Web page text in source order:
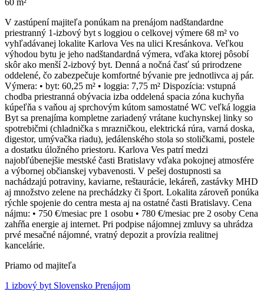
60 m²
V zastúpení majiteľa ponúkam na prenájom nadštandardne
priestranný 1-izbový byt s loggiou o celkovej výmere 68 m² vo
vyhľadávanej lokalite Karlova Ves na ulici Kresánkova. Veľkou
výhodou bytu je jeho nadštandardná výmera, vďaka ktorej pôsobí
skôr ako menší 2-izbový byt. Denná a nočná časť sú prirodzene
oddelené, čo zabezpečuje komfortné bývanie pre jednotlivca aj pár.
Výmera: • byt: 60,25 m² • loggia: 7,75 m² Dispozícia: vstupná
chodba priestranná obývacia izba oddelená spacia zóna kuchyňa
kúpeľňa s vaňou aj sprchovým kútom samostatné WC veľká loggia
Byt sa prenajíma kompletne zariadený vrátane kuchynskej linky so
spotrebičmi (chladnička s mrazničkou, elektrická rúra, varná doska,
digestor, umývačka riadu), jedálenského stola so stoličkami, postele
a dostatku úložného priestoru. Karlova Ves patrí medzi
najobľúbenejšie mestské časti Bratislavy vďaka pokojnej atmosfére
a výbornej občianskej vybavenosti. V pešej dostupnosti sa
nachádzajú potraviny, kaviarne, reštaurácie, lekáreň, zastávky MHD
aj množstvo zelene na prechádzky či šport. Lokalita zároveň ponúka
rýchle spojenie do centra mesta aj na ostatné časti Bratislavy. Cena
nájmu: • 750 €/mesiac pre 1 osobu • 780 €/mesiac pre 2 osoby Cena
zahŕňa energie aj internet. Pri podpise nájomnej zmluvy sa uhrádza
prvé mesačné nájomné, vratný depozit a provízia realitnej
kancelárie.
Priamo od majiteľa
1 izbový byt Slovensko Prenájom